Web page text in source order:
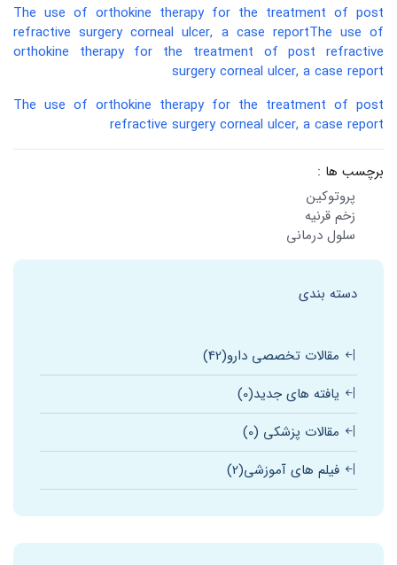
The use of orthokine therapy for the treatment of post
refractive surgery corneal ulcer, a case reportThe use of
orthokine therapy for the treatment of post refractive
surgery corneal ulcer, a case report
The use of orthokine therapy for the treatment of post
refractive surgery corneal ulcer, a case report
برچسب ها :
پروتوکین
زخم قرنیه
سلول درمانی
دسته بندی
مقالات تخصصی دارو(42)
یافته های جدید(0)
مقالات پزشکی (0)
فیلم های آموزشی(2)